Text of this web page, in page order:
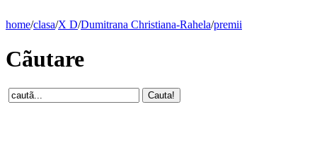
home/clasa/X D/Dumitrana Christiana-Rahela/premii
Cãutare